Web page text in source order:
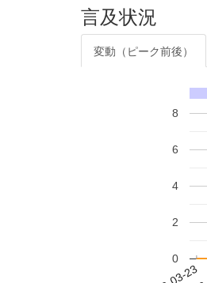
言及状況
変動（ピーク前後）
0
2
4
6
8